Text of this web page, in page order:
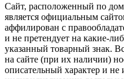
Сайт, расположенный по
является официальным
аффилирован с
и не претендует на
указанный товарный знак.
на сайте (при их наличии)
описательный характер и не